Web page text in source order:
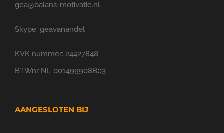
gea@balans-motivatie.nl
Skype: geavanandel
KVK nummer: 24427848
BTWnr NL 001499908B03
AANGESLOTEN BIJ